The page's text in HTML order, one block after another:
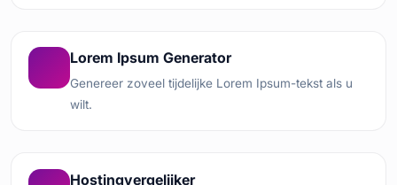
Lorem Ipsum Generator
Genereer zoveel tijdelijke Lorem Ipsum-tekst als u
wilt.
Hostingvergelijker